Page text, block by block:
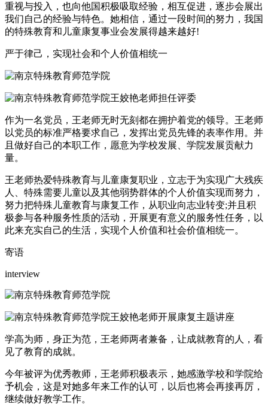
重视与投入，也向他国积极吸取经验，相互促进，逐步会展出
我们自己的经验与特色。她相信，通过一段时间的努力，我国
的特殊教育和儿童康复事业会发展得越来越好!
严于律己，实现社会和个人价值相统一
王姣艳老师担任评委
作为一名党员，王老师无时无刻都在拥护着党的领导。王老师
以党员的标准严格要求自己，发挥出党员先锋的表率作用。并
且做好自己的本职工作，愿意为学校发展、学院发展贡献力
量。
王老师热爱特殊教育与儿童康复职业，立志于为实现广大残疾
人、特殊需要儿童以及其他弱势群体的个人价值实现而努力，
努力把特殊儿童教育与康复工作，从职业向志业转变;并且积
极参与各种服务性质的活动，开展更有意义的服务性任务，以
此来充实自己的生活，实现个人价值和社会价值相统一。
寄语
interview
王姣艳老师开展康复主题讲座
学高为师，身正为范，王老师两者兼备，让成就教育的人，看
见了教育的成就。
今年被评为优秀教师，王老师积极表示，她感激学校和学院给
予机会，这是对她多年来工作的认可，以后也将会再接再厉，
继续做好教学工作。